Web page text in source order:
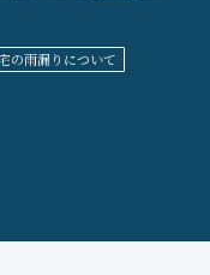
の雨漏りについて